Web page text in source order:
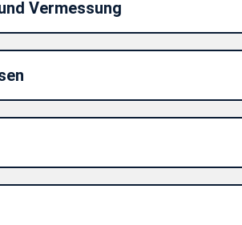
Vermessung